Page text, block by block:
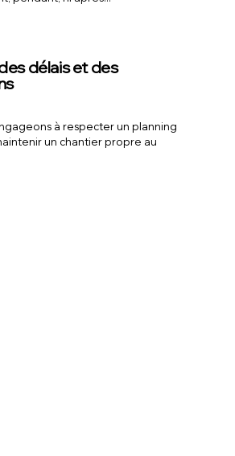
délais et des
à respecter un planning
un chantier propre au